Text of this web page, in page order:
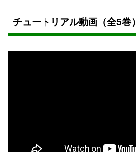
チュートリアル動画（全5巻）